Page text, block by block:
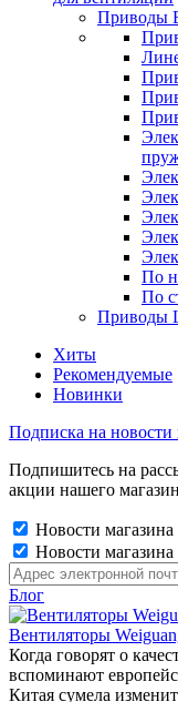
Приводы
По
По
Приводы
Хиты
Рекомендуемые
Новинки
Подписка на новости
Подпишитесь на
акции нашего
Новости магазина
Новости магазина
Блог
Вентиляторы
Когда говорят о
вспоминают
Китая сумела